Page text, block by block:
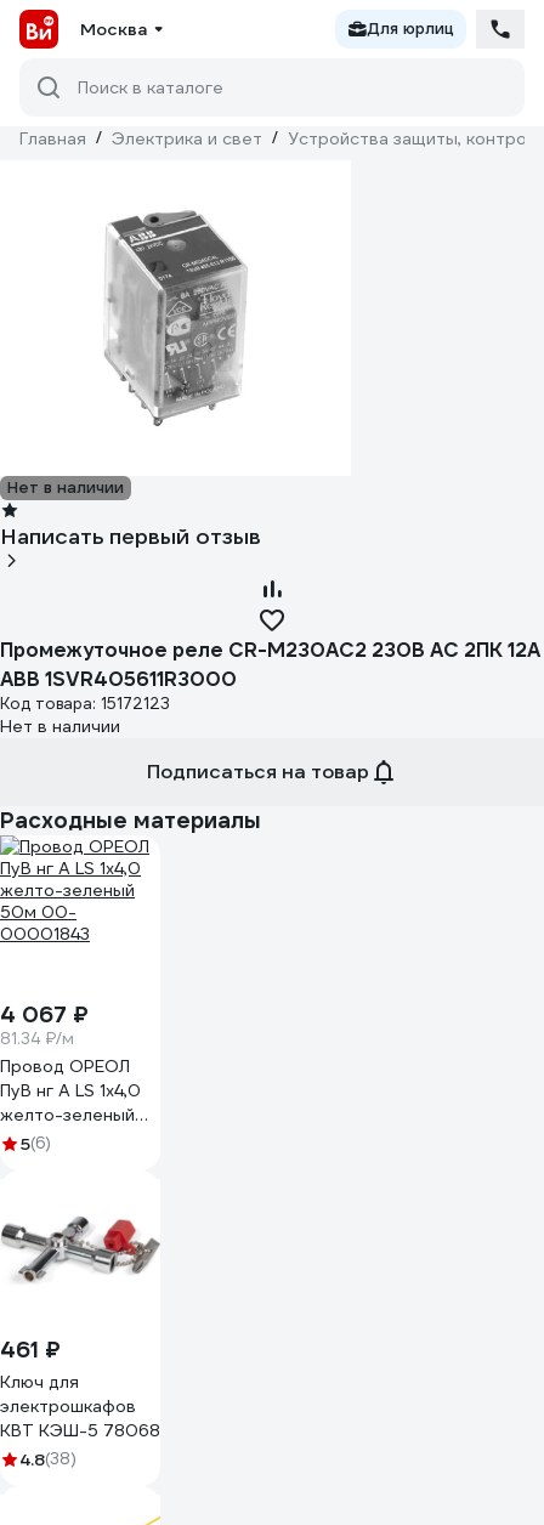
Москва Для юрлиц
Поиск в каталоге
Главная / Электрика и свет / Устройства защиты,
Нет в наличии
Написать первый отзыв
Промежуточное реле CR-M230AC2 230B AC 2ПК 12A
ABB 1SVR405611R3000
Код товара: 15172123
Нет в наличии
Подписаться на товар
Расходные материалы
4 067 ₽
81.34 ₽/м
Провод ОРЕОЛ
ПуВ нг А LS 1х4,0
желто-зеленый
50м 00-
5(6)
461 ₽
Ключ для
электрошкафов
КВТ КЭШ-5 78068
4.8(38)